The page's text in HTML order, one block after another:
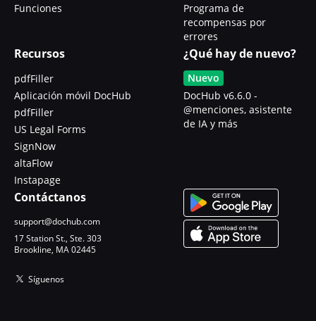
Funciones
Programa de
recompensas por
errores
Recursos
pdfFiller
Aplicación móvil DocHub
pdfFiller
US Legal Forms
SignNow
altaFlow
Instapage
¿Qué hay de nuevo?
Nuevo
DocHub v6.6.0 -
@menciones, asistente
de IA y más
Contáctanos
support@dochub.com
17 Station St., Ste. 303
Brookline, MA 02445
Síguenos